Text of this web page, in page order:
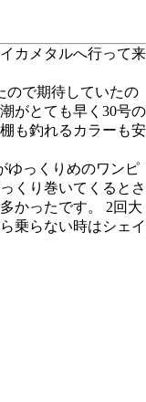
カメタルへ行って来
ので期待していたの
がとても早く30号の
も釣れるカラーも安
ゆっくりめのワンピ
くり巻いてくるとさ
かったです。 2回大
乗らない時はシェイ